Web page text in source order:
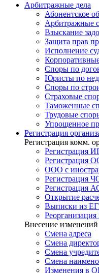
Арбитражные дела
Абонентское
Арбитражные
Взыскание
Защита прав
Исполнение
Споры по
Юристы по
Споры по
Страховые
Таможенные
Трудовые
Упрощенное
Регистрация
Регистрация комм.
Регистрация
Регистрация
ООО с
Регистрация
Регистрация
Открытие
Выписки из
Внесение изменений
Смена адреса
Смена
Cмена
Смена
Изменения в